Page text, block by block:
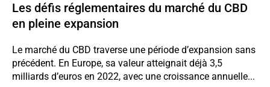
Les défis réglementaires du marché du CBD
en pleine expansion
Le marché du CBD traverse une période d’expansion sans
précédent. En Europe, sa valeur atteignait déjà 3,5
milliards d’euros en 2022, avec une croissance annuelle...